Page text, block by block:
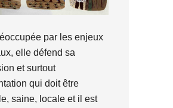
par les enjeux
elle défend sa
et surtout
qui doit être
saine, locale et il est